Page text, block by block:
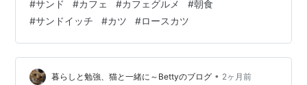
た。 QUOカードは意外と消費しづらいもの。 生活県内
だと上島珈琲になっちゃう… コンビニもアリだけどね…
『上島珈琲店のカツサンド』はロースカツと千切りキャ
ベツを挟ん上島珈琲折時なるカツサンドです。 税込み
810円。 開封。 昨日の…
#サンド #カフェ #カフェグルメ #朝食
#サンドイッチ #カツ #ロースカツ
暮らしと勉強、猫と一緒に～Bettyのブログ • 2ヶ月前